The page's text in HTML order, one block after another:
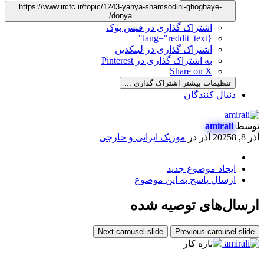
https://www.ircfc.ir/topic/1243-yahya-shamsodini-ghoghaye-
donya/
اشتراک گذاری در فیس بوک
{lang="reddit_text"
اشتراک گذاری در لینکدین
به اشتراک گذاری در Pinterest
Share on X
تنظیمات بیشتر اشتراک گذاری ...
دنبال کنندگان
توسطamirali
آذر 8, 2025
8 آذر در موزیک ایرانی و خارجی
ایجاد موضوع جدید
ارسال پاسخ به این موضوع
ارسال‌های توصیه شده
Previous carousel slide
Next carousel slide